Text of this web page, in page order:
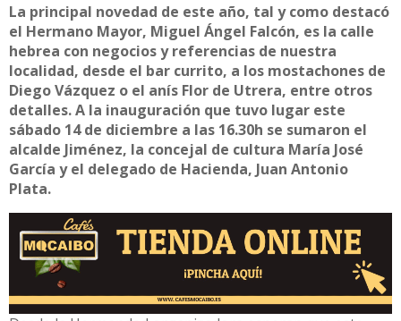
La principal novedad de este año, tal y como destacó
el Hermano Mayor, Miguel Ángel Falcón, es la calle
hebrea con negocios y referencias de nuestra
localidad, desde el bar currito, a los mostachones de
Diego Vázquez o el anís Flor de Utrera, entre otros
detalles. A la inauguración que tuvo lugar este
sábado 14 de diciembre a las 16.30h se sumaron el
alcalde Jiménez, la concejal de cultura María José
García y el delegado de Hacienda, Juan Antonio
Plata.